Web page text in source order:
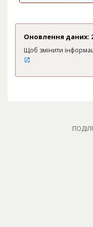
Оновлення даних:
Щоб змінити